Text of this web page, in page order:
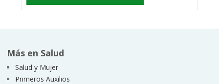
Más en Salud
Salud y Mujer
Primeros Auxilios